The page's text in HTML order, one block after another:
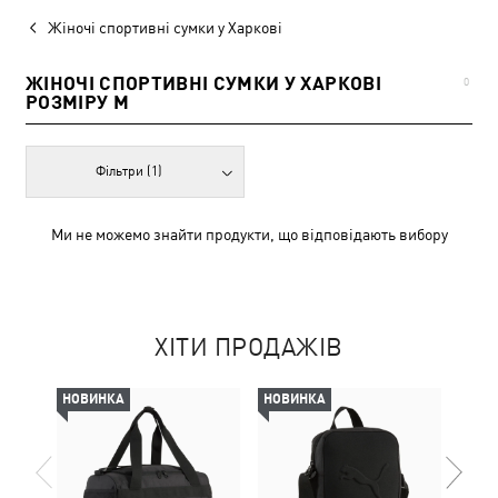
Жіночі спортивні сумки у Харкові
ЖІНОЧІ СПОРТИВНІ СУМКИ У ХАРКОВІ
РОЗМІРУ M
0
Фільтри (1)
Ми не можемо знайти продукти, що відповідають вибору
ХІТИ ПРОДАЖІВ
НОВИНКА НОВИНКА